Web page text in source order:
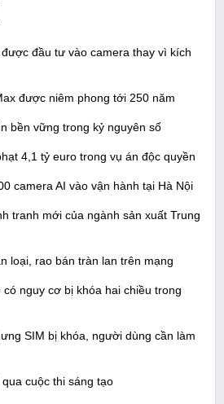
đầu tư vào camera thay vì kích
được niêm phong tới 250 năm
bền vững trong kỷ nguyên số
4,1 tỷ euro trong vụ án độc quyền
camera AI vào vận hành tại Hà Nội
tranh mới của ngành sản xuất Trung
loại, rao bán tràn lan trên mạng
nguy cơ bị khóa hai chiều trong
SIM bị khóa, người dùng cần làm
cuộc thi sáng tạo